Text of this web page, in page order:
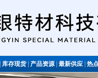
库存现货|产品资源|最新供应|热